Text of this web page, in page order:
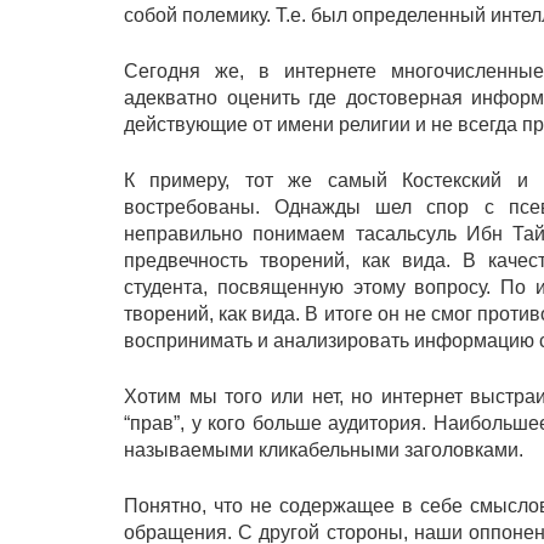
собой полемику. Т.е. был определенный
Сегодня же, в интернете
адекватно оценить где достоверная
действующие от имени религии и не всегда
К примеру, тот же самый Костекский и
востребованы. Однажды шел спор с
неправильно понимаем тасальсуль Ибн
предвечность творений, как вида. В
студента, посвященную этому вопросу. По
творений, как вида. В итоге он не смог
воспринимать и анализировать информацию
Хотим мы того или нет, но интернет
“прав”, у кого больше аудитория.
называемыми кликабельными заголовками.
Понятно, что не содержащее в себе
обращения. С другой стороны, наши